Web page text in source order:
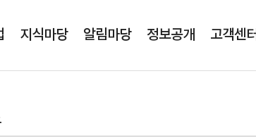
지식마당 알림마당 정보공개 고객센